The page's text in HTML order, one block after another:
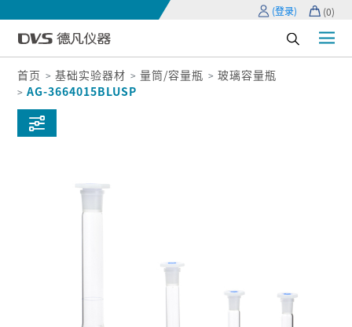
(登录) (0)
首页 基础实验器材 量筒/容量瓶
玻璃容量瓶
AG-3664015BLUSP